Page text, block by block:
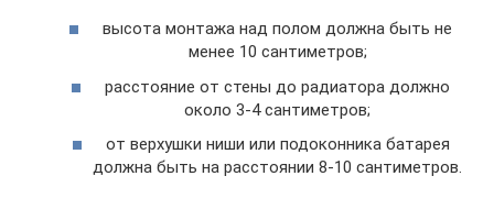
высота монтажа над полом должна быть не
менее 10 сантиметров;
расстояние от стены до радиатора должно
около 3-4 сантиметров;
от верхушки ниши или подоконника батарея
должна быть на расстоянии 8-10 сантиметров.